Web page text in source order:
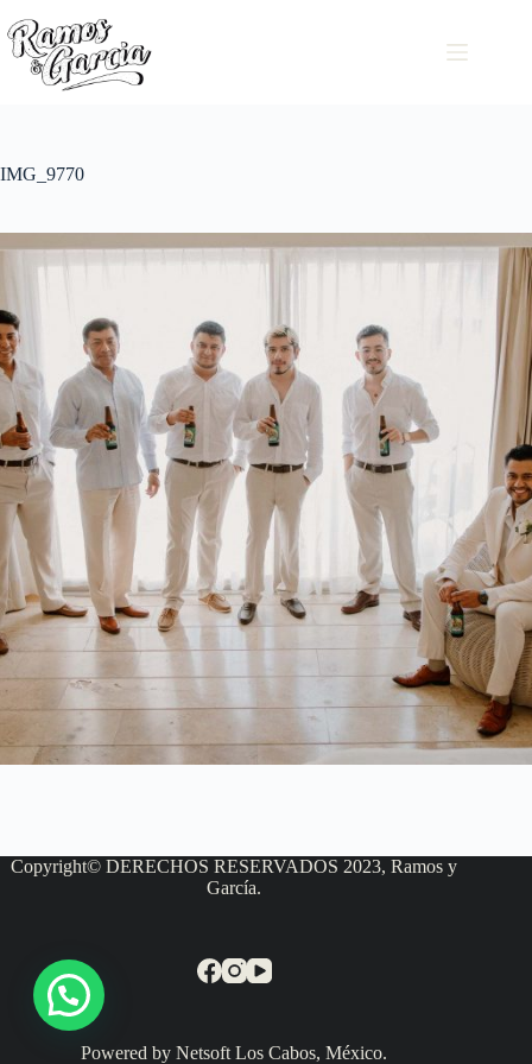
IMG_9770
Copyright© DERECHOS RESERVADOS 2023, Ramos y
García.
Powered by Netsoft Los Cabos, México.